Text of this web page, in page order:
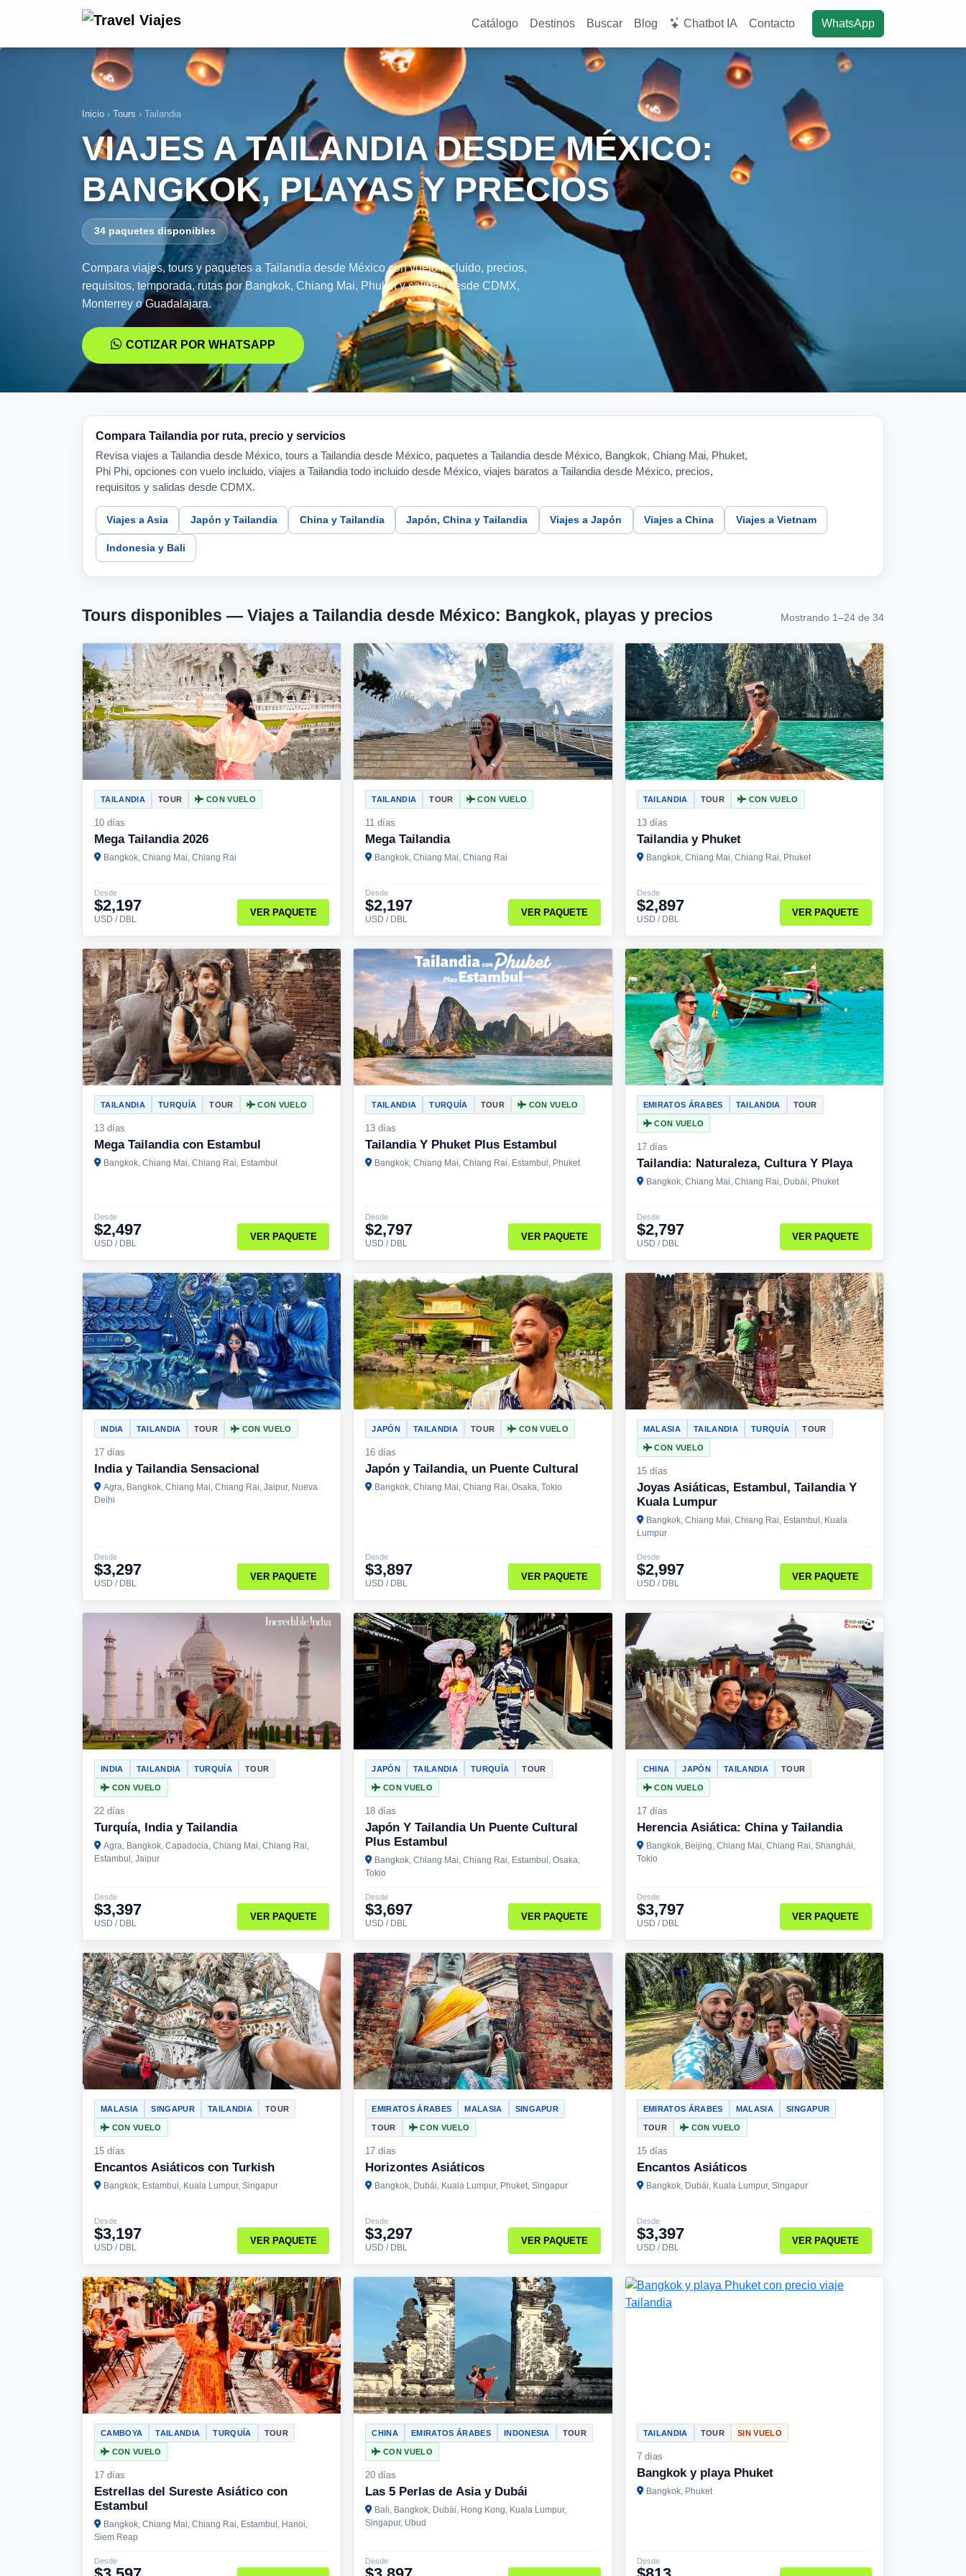
Catálogo Destinos Buscar Blog Chatbot IA Contacto WhatsApp
Inicio › Tours › Tailandia
VIAJES A TAILANDIA DESDE MÉXICO:
BANGKOK, PLAYAS Y PRECIOS
34 paquetes disponibles
Compara viajes, tours y paquetes a Tailandia desde México con vuelo incluido, precios,
requisitos, temporada, rutas por Bangkok, Chiang Mai, Phuket y salidas desde CDMX,
Monterrey o Guadalajara.
COTIZAR POR WHATSAPP
Compara Tailandia por ruta, precio y servicios
Revisa viajes a Tailandia desde México, tours a Tailandia desde México, paquetes a Tailandia desde México, Bangkok, Chiang Mai, Phuket,
Phi Phi, opciones con vuelo incluido, viajes a Tailandia todo incluido desde México, viajes baratos a Tailandia desde México, precios,
requisitos y salidas desde CDMX.
Viajes a Asia Japón y Tailandia China y Tailandia Japón, China y Tailandia Viajes a Japón Viajes a China Viajes a Vietnam
Indonesia y Bali
Tours disponibles — Viajes a Tailandia desde México: Bangkok, playas y precios Mostrando 1–24 de 34
TAILANDIA TOUR CON VUELO
10 días
Mega Tailandia 2026
Bangkok, Chiang Mai, Chiang Rai
Desde
$2,197
USD / DBL
VER PAQUETE
TAILANDIA TOUR CON VUELO
11 días
Mega Tailandia
Bangkok, Chiang Mai, Chiang Rai
Desde
$2,197
USD / DBL
VER PAQUETE
TAILANDIA TOUR CON VUELO
13 días
Tailandia y Phuket
Bangkok, Chiang Mai, Chiang Rai, Phuket
Desde
$2,897
USD / DBL
VER PAQUETE
TAILANDIA TURQUÍA TOUR CON VUELO
13 días
Mega Tailandia con Estambul
Bangkok, Chiang Mai, Chiang Rai, Estambul
Desde
$2,497
USD / DBL
VER PAQUETE
TAILANDIA TURQUÍA TOUR CON VUELO
13 días
Tailandia Y Phuket Plus Estambul
Bangkok, Chiang Mai, Chiang Rai, Estambul, Phuket
Desde
$2,797
USD / DBL
VER PAQUETE
EMIRATOS ÁRABES TAILANDIA TOUR
CON VUELO
17 días
Tailandia: Naturaleza, Cultura Y Playa
Bangkok, Chiang Mai, Chiang Rai, Dubái, Phuket
Desde
$2,797
USD / DBL
VER PAQUETE
INDIA TAILANDIA TOUR CON VUELO
17 días
India y Tailandia Sensacional
Agra, Bangkok, Chiang Mai, Chiang Rai, Jaipur, Nueva
Delhi
Desde
$3,297
USD / DBL
VER PAQUETE
JAPÓN TAILANDIA TOUR CON VUELO
16 días
Japón y Tailandia, un Puente Cultural
Bangkok, Chiang Mai, Chiang Rai, Osaka, Tokio
Desde
$3,897
USD / DBL
VER PAQUETE
MALASIA TAILANDIA TURQUÍA TOUR
CON VUELO
15 días
Joyas Asiáticas, Estambul, Tailandia Y
Kuala Lumpur
Bangkok, Chiang Mai, Chiang Rai, Estambul, Kuala
Lumpur
Desde
$2,997
USD / DBL
VER PAQUETE
INDIA TAILANDIA TURQUÍA TOUR
CON VUELO
22 días
Turquía, India y Tailandia
Agra, Bangkok, Capadocia, Chiang Mai, Chiang Rai,
Estambul, Jaipur
Desde
$3,397
USD / DBL
VER PAQUETE
JAPÓN TAILANDIA TURQUÍA TOUR
CON VUELO
18 días
Japón Y Tailandia Un Puente Cultural
Plus Estambul
Bangkok, Chiang Mai, Chiang Rai, Estambul, Osaka,
Tokio
Desde
$3,697
USD / DBL
VER PAQUETE
CHINA JAPÓN TAILANDIA TOUR
CON VUELO
17 días
Herencia Asiática: China y Tailandia
Bangkok, Beijing, Chiang Mai, Chiang Rai, Shanghái,
Tokio
Desde
$3,797
USD / DBL
VER PAQUETE
MALASIA SINGAPUR TAILANDIA TOUR
CON VUELO
15 días
Encantos Asiáticos con Turkish
Bangkok, Estambul, Kuala Lumpur, Singapur
Desde
$3,197
USD / DBL
VER PAQUETE
EMIRATOS ÁRABES MALASIA SINGAPUR
TOUR CON VUELO
17 días
Horizontes Asiáticos
Bangkok, Dubái, Kuala Lumpur, Phuket, Singapur
Desde
$3,297
USD / DBL
VER PAQUETE
EMIRATOS ÁRABES MALASIA SINGAPUR
TOUR CON VUELO
15 días
Encantos Asiáticos
Bangkok, Dubái, Kuala Lumpur, Singapur
Desde
$3,397
USD / DBL
VER PAQUETE
CAMBOYA TAILANDIA TURQUÍA TOUR
CON VUELO
17 días
Estrellas del Sureste Asiático con
Estambul
Bangkok, Chiang Mai, Chiang Rai, Estambul, Hanoi,
Siem Reap
Desde
CHINA EMIRATOS ÁRABES INDONESIA TOUR
CON VUELO
20 días
Las 5 Perlas de Asia y Dubái
Bali, Bangkok, Dubái, Hong Kong, Kuala Lumpur,
Singapur, Ubud
Desde
TAILANDIA TOUR SIN VUELO
7 días
Bangkok y playa Phuket
Bangkok, Phuket
Desde